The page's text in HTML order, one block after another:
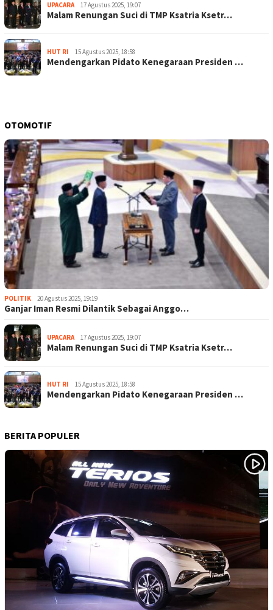
UPACARA 17 Agustus 2025, 19:07
Malam Renungan Suci di TMP Ksatria Ksetr…
HUT RI 15 Agustus 2025, 18:58
Mendengarkan Pidato Kenegaraan Presiden …
OTOMOTIF
POLITIK 20 Agustus 2025, 19:19
Ganjar Iman Resmi Dilantik Sebagai Anggo…
UPACARA 17 Agustus 2025, 19:07
Malam Renungan Suci di TMP Ksatria Ksetr…
HUT RI 15 Agustus 2025, 18:58
Mendengarkan Pidato Kenegaraan Presiden …
BERITA POPULER